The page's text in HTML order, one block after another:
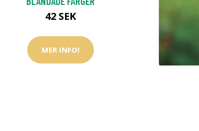
42 SEK
MER INFO!